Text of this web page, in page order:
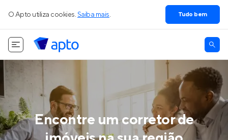
O Apto utiliza cookies. Saiba mais. Tudo bem
Encontre um corretor de